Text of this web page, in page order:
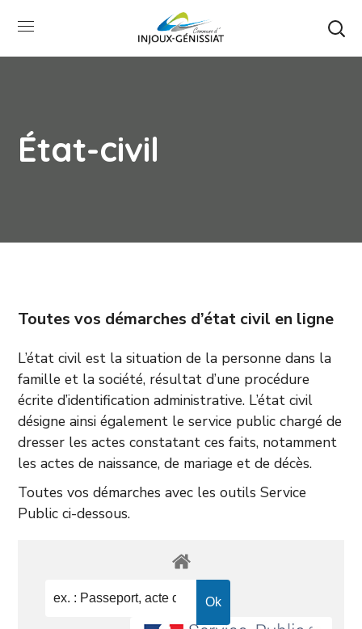
État-civil
Toutes vos démarches d’état civil en ligne
L’état civil est la situation de la personne dans la
famille et la société, résultat d’une procédure
écrite d’identification administrative. L’état civil
désigne ainsi également le service public chargé de
dresser les actes constatant ces faits, notamment
les actes de naissance, de mariage et de décès.
Toutes vos démarches avec les outils Service
Public ci-dessous.